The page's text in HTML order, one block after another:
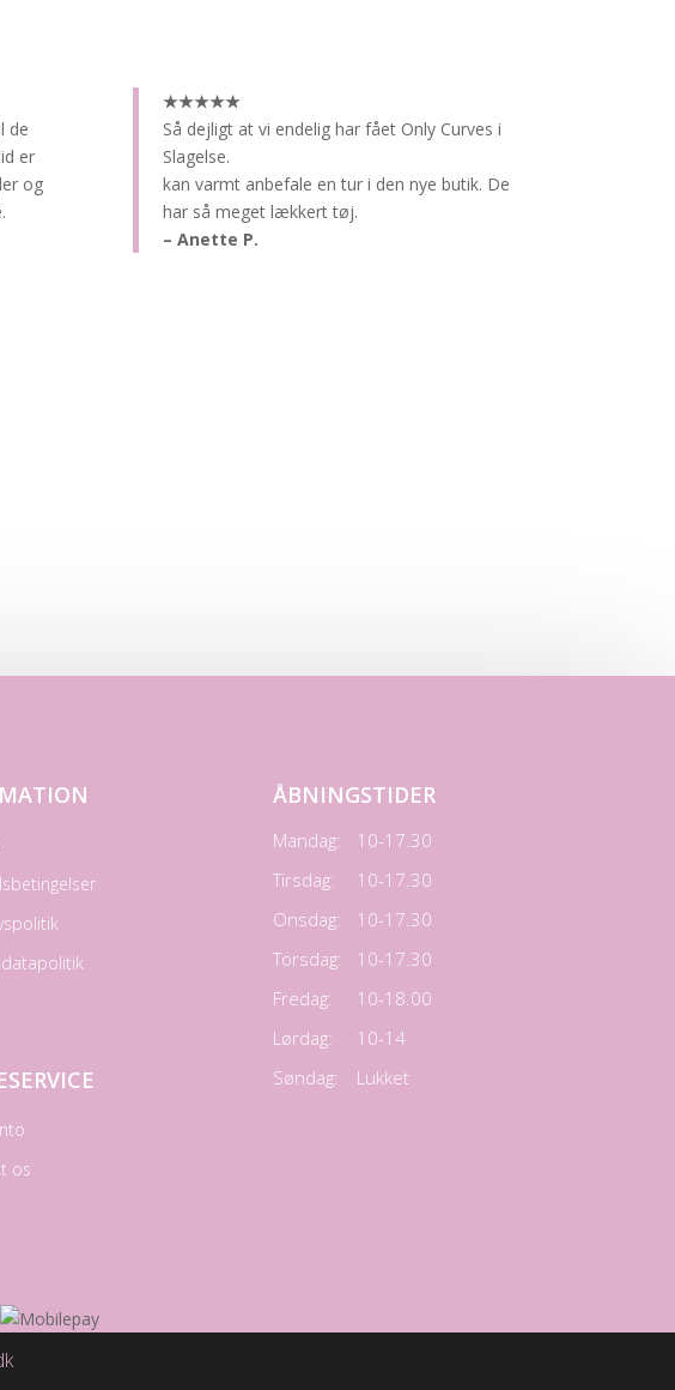
de
er
og
★★★★★
Så dejligt at vi endelig har fået Only Curves i
Slagelse.
kan varmt anbefale en tur i den nye butik. De
har så meget lækkert tøj.
– Anette P.
os
ÅBNINGSTIDER
Mandag:
10-17.30
Tirsdag:
10-17.30
Onsdag:
10-17.30
Torsdag:
10-17.30
Fredag:
10-18.00
Lørdag:
10-14
Søndag:
Lukket